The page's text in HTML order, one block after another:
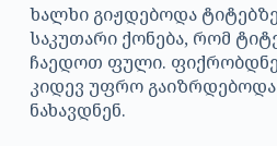
ხალხი გიჟდებოდა
საკუთარი ქონება, რომ
ჩაედოთ ფული.
კიდევ უფრო
ნახავდნენ.